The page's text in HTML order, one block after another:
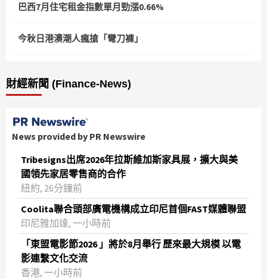
巴西7月住宅租金指數單月勁漲0.66%
今秋日港澳潮人瘋搶「彎刀褲」
財經新聞 (Finance-News)
News provided by PR Newswire
Tribesigns出席2026年拉斯維加斯家具展，擴大與美
國領先家居零售商的合作
紐約, 26分鐘前
Coolita聯合頭部廣電機構成立印尼首個FAST媒體聯盟
印尼雅加達, 一小時前
「東盟電影節2026 」將於8月舉行 歷來最大規模 以電
影連繫文化交流
香港, 一小時前